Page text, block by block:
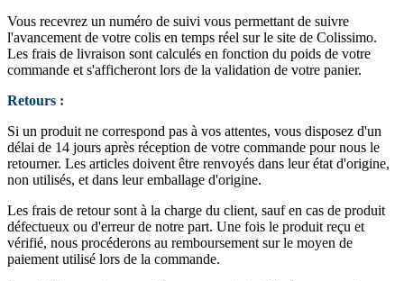
Vous recevrez un numéro de suivi vous permettant de suivre
l'avancement de votre colis en temps réel sur le site de Colissimo.
Les frais de livraison sont calculés en fonction du poids de votre
commande et s'afficheront lors de la validation de votre panier.
Retours :
Si un produit ne correspond pas à vos attentes, vous disposez d'un
délai de 14 jours après réception de votre commande pour nous le
retourner. Les articles doivent être renvoyés dans leur état d'origine,
non utilisés, et dans leur emballage d'origine.
Les frais de retour sont à la charge du client, sauf en cas de produit
défectueux ou d'erreur de notre part. Une fois le produit reçu et
vérifié, nous procéderons au remboursement sur le moyen de
paiement utilisé lors de la commande.